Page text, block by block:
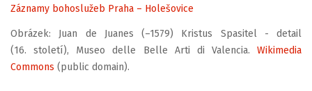
Záznamy bohoslužeb Praha – Holešovice
Obrázek: Juan de Juanes (–1579) Kristus Spasitel - detail
(16. století), Museo delle Belle Arti di Valencia. Wikimedia
Commons (public domain).